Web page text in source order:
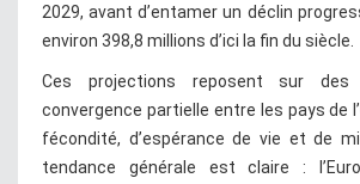
2029, avant d’entamer un déclin
environ 398,8 millions d’ici la fin du siècle.
Ces projections reposent sur des
convergence partielle entre les pays de
fécondité, d’espérance de vie et de
tendance générale est claire :